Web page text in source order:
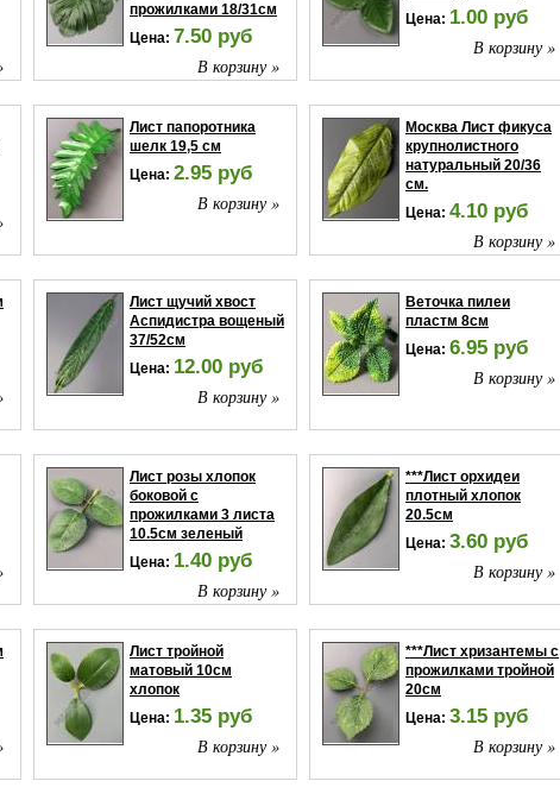
прожилками 18/31см
Цена: 7.50 руб
В корзину »
Цена: 1.00 руб
В корзину »
Лист папоротника
шелк 19,5 см
Цена: 2.95 руб
В корзину »
Москва Лист фикуса
крупнолистного
натуральный 20/36
см.
Цена: 4.10 руб
В корзину »
Лист щучий хвост
Аспидистра вощеный
37/52см
Цена: 12.00 руб
В корзину »
Веточка пилеи
пластм 8см
Цена: 6.95 руб
В корзину »
Лист розы хлопок
боковой с
прожилками 3 листа
10.5см зеленый
Цена: 1.40 руб
В корзину »
***Лист орхидеи
плотный хлопок
20.5см
Цена: 3.60 руб
В корзину »
Лист тройной
матовый 10см
хлопок
Цена: 1.35 руб
В корзину »
***Лист хризантемы с
прожилками тройной
20см
Цена: 3.15 руб
В корзину »